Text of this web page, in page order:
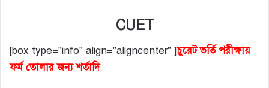
CUET
[box type=”info” align=”aligncenter” ]চুয়েট ভর্তি পরীক্ষায়
ফর্ম তোলার জন্য শর্তাদি